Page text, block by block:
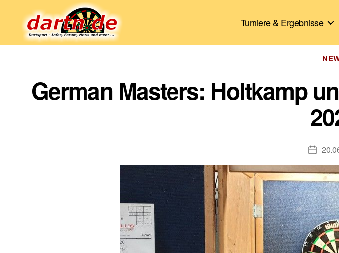
Turniere & Ergebnisse
German Masters: Holtkamp